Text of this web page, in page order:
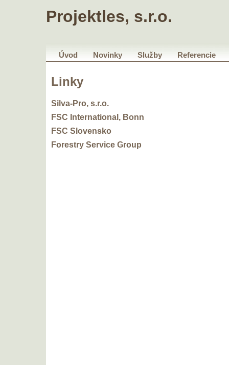
Projektles, s.r.o.
Úvod Novinky Služby Referencie
Linky
Silva-Pro, s.r.o.
FSC International, Bonn
FSC Slovensko
Forestry Service Group